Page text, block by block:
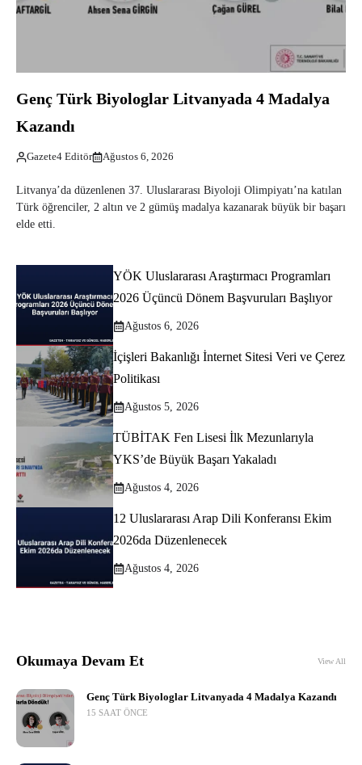
Genç Türk Biyologlar Litvanyada 4 Madalya
Kazandı
Gazete4 Editör Ağustos 6, 2026
Litvanya’da düzenlenen 37. Uluslararası Biyoloji Olimpiyatı’na katılan
Türk öğrenciler, 2 altın ve 2 gümüş madalya kazanarak büyük bir başarı
elde etti.
YÖK Uluslararası Araştırmacı Programları
2026 Üçüncü Dönem Başvuruları Başlıyor
Ağustos 6, 2026
İçişleri Bakanlığı İnternet Sitesi Veri ve Çerez
Politikası
Ağustos 5, 2026
TÜBİTAK Fen Lisesi İlk Mezunlarıyla
YKS’de Büyük Başarı Yakaladı
Ağustos 4, 2026
12 Uluslararası Arap Dili Konferansı Ekim
2026da Düzenlenecek
Ağustos 4, 2026
Okumaya Devam Et View All
Genç Türk Biyologlar Litvanyada 4 Madalya Kazandı
15 SAAT ÖNCE